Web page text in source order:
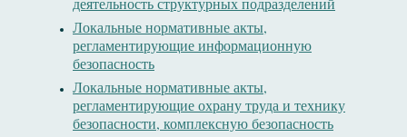
деятельность структурных подразделений
Локальные нормативные акты,
регламентирующие информационную
безопасность
Локальные нормативные акты,
регламентирующие охрану труда и технику
безопасности, комплексную безопасность